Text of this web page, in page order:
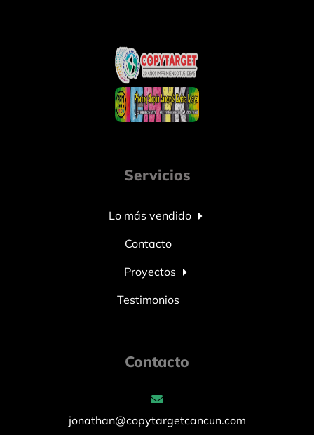
Servicios
Lo más vendido
Contacto
Proyectos
Testimonios
Contacto
jonathan@copytargetcancun.com